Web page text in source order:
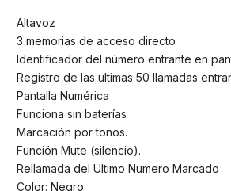
Altavoz
3 memorias de acceso directo
Identificador del número entrante en
Registro de las ultimas 50 llamadas
Pantalla Numérica
Funciona sin baterías
Marcación por tonos.
Función Mute (silencio).
Rellamada del Ultimo Numero Marcado
Color: Negro